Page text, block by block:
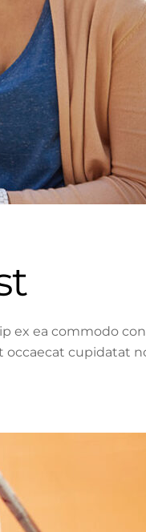
ex ea commodo
occaecat cupidatat